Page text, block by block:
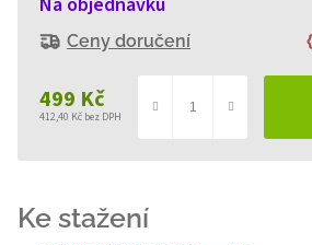
499 Kč
412,40 Kč bez DPH
cena:
Ceny doručení